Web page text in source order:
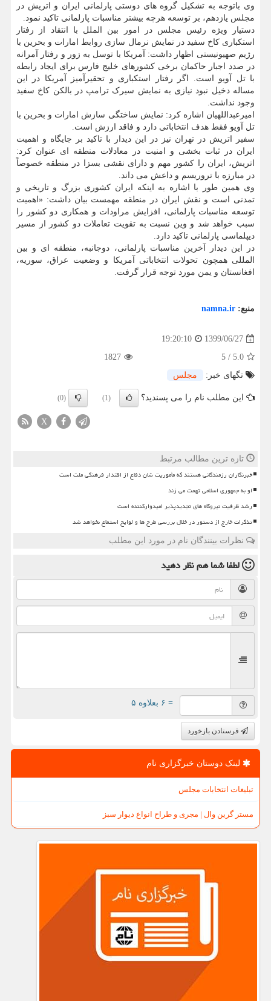
وی باتوجه به تشکیل گروه های دوستی پارلمانی ایران و اتریش در
مجلس یازدهم، بر توسعه هرچه بیشتر مناسبات پارلمانی تاکید نمود.
دستیار ویژه رئیس مجلس در امور بین الملل با انتقاد از رفتار
استکباری کاخ سفید در نمایش نرمال سازی روابط امارات و بحرین با
رژیم صهیونیستی اظهار داشت: آمریکا با توسل به زور و رفتار آمرانه
در صدد اجبار حاکمان برخی کشورهای خلیج فارس برای ایجاد رابطه
با تل آویو است. اگر رفتار استکباری و تحقیرآمیز آمریکا در این
مساله دخیل نبود نیازی به نمایش سیرک ترامپ در بالکن کاخ سفید
وجود نداشت.
امیرعبداللهیان اشاره کرد: نمایش ساختگی سازش امارات و بحرین با
تل آویو فقط هدف انتخاباتی دارد و فاقد ارزش است.
سفیر اتریش در تهران نیز در این دیدار با تاکید بر جایگاه و اهمیت
ایران در ثبات بخشی و امنیت در معادلات منطقه ای عنوان کرد:
اتریش، ایران را کشور مهم و دارای نقشی بسزا در منطقه خصوصاً
در مبارزه با تروریسم و داعش می داند.
وی همین طور با اشاره به اینکه ایران کشوری بزرگ و تاریخی و
تمدنی است و نقش ایران در منطقه مهمست بیان داشت: «اهمیت
توسعه مناسبات پارلمانی، افزایش مراودات و همکاری دو کشور را
سبب خواهد شد و وین نسبت به تقویت تعاملات دو کشور از مسیر
دیپلماسی پارلمانی تاکید دارد.
در این دیدار آخرین مناسبات پارلمانی، دوجانبه، منطقه ای و بین
المللی همچون تحولات انتخاباتی آمریکا و وضعیت عراق، سوریه،
افغانستان و یمن مورد توجه قرار گرفت.
منبع: namna.ir
1399/06/27
19:20:10
5.0
/
5
1827
تگهای خبر:
مجلس
این مطلب نام را می پسندید؟ (1)
(0)
X
تازه ترین مطالب مرتبط
خبرنگاران رزمندگانی هستند که مأموریت شان دفاع از اقتدار فرهنگی ملت است
او به جمهوری اسلامی تهمت می زند
رشد ظرفیت نیروگاه های تجدیدپذیر امیدوارکننده است
تذکرات خارج از دستور در خلال بررسی طرح ها و لوایح استماع نخواهد شد
نظرات بینندگان نام در مورد این مطلب
لطفا شما همنظر دهید
= ۶ بعلاوه ۵
فرستادن بازخورد
لینک دوستان خبرگزاری نام
تبلیغات انتخابات مجلس
مستر گرین وال | مجری و طراح انواع دیوار سبز